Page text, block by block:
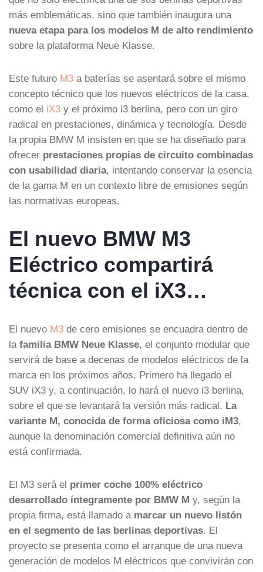
más emblemáticas, sino que también inaugura una
nueva etapa para los modelos M de alto rendimiento
sobre la plataforma Neue Klasse.
Este futuro M3 a baterías se asentará sobre el mismo
concepto técnico que los nuevos eléctricos de la casa,
como el iX3 y el próximo i3 berlina, pero con un giro
radical en prestaciones, dinámica y tecnología. Desde
la propia BMW M insisten en que se ha diseñado para
ofrecer prestaciones propias de circuito combinadas
con usabilidad diaria, intentando conservar la esencia
de la gama M en un contexto libre de emisiones según
las normativas europeas.
El nuevo BMW M3
Eléctrico compartirá
técnica con el iX3…
El nuevo M3 de cero emisiones se encuadra dentro de
la familia BMW Neue Klasse, el conjunto modular que
servirá de base a decenas de modelos eléctricos de la
marca en los próximos años. Primero ha llegado el
SUV iX3 y, a continuación, lo hará el nuevo i3 berlina,
sobre el que se levantará la versión más radical. La
variante M, conocida de forma oficiosa como iM3,
aunque la denominación comercial definitiva aún no
está confirmada.
El M3 será el primer coche 100% eléctrico
desarrollado íntegramente por BMW M y, según la
propia firma, está llamado a marcar un nuevo listón
en el segmento de las berlinas deportivas. El
proyecto se presenta como el arranque de una nueva
generación de modelos M eléctricos que convivirán con